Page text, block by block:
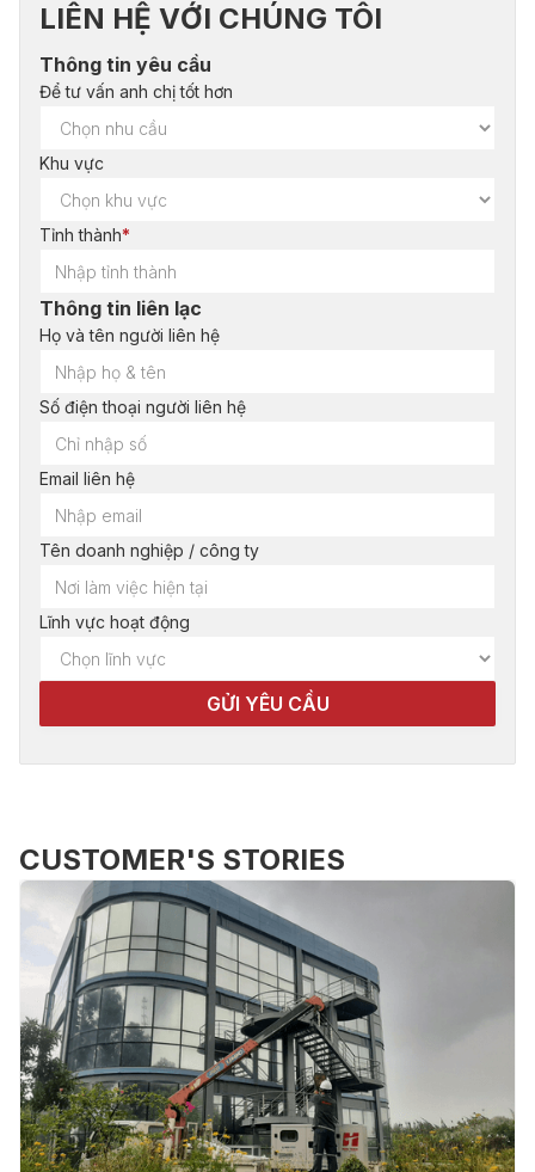
LIÊN HỆ VỚI CHÚNG TÔI
Thông tin yêu cầu
Để tư vấn anh chị tốt hơn
Khu vực
Tỉnh thành*
Thông tin liên lạc
Họ và tên người liên hệ
Số điện thoại người liên hệ
Email liên hệ
Tên doanh nghiệp / công ty
Lĩnh vực hoạt động
CUSTOMER'S STORIES